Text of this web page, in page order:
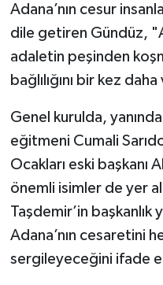
Adana’nın cesur
dile getiren Gündüz,
adaletin peşinden
bağlılığını bir kez
Genel kurulda,
eğitmeni Cumali
Ocakları eski başkanı
önemli isimler de yer
Taşdemir’in başkanlık
Adana’nın cesaretini
sergileyeceğini ifade